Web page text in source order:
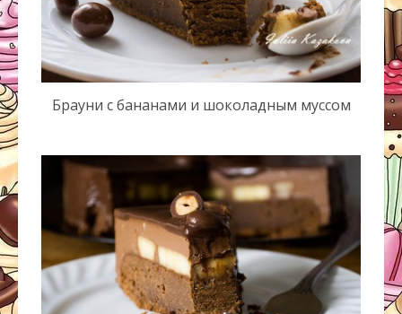
Брауни с бананами и шоколадным муссом